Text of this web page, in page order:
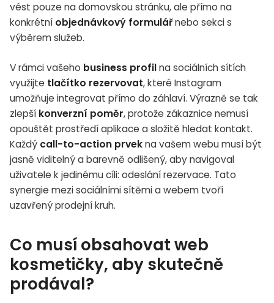
vést pouze na domovskou stránku, ale přímo na
konkrétní objednávkový formulářnebo sekci s
výběrem služeb.
V rámci vašeho business profilna sociálních sítích
využijte tlačítko rezervovat, které Instagram
umožňuje integrovat přímo do záhlaví. Výrazně se tak
zlepší konverzní poměr, protože zákaznice nemusí
opouštět prostředí aplikace a složitě hledat kontakt.
Každý call-to-action prvekna vašem webu musí být
jasně viditelný a barevně odlišený, aby navigoval
uživatele k jedinému cíli: odeslání rezervace. Tato
synergie mezi sociálními sítěmi a webem tvoří
uzavřený prodejní kruh.
Co musí obsahovat web
kosmetičky, aby skutečně
prodával?